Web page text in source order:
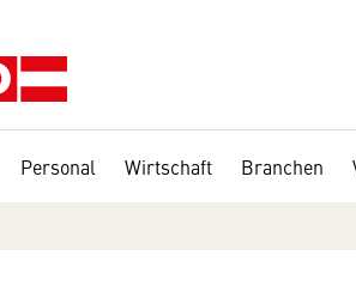
Personal Wirtschaft Branchen